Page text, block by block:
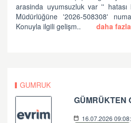
arasinda uyumsuzluk var ''
Müdürlüğüne '2026-508308'
Konuyla ilgili gelişm..
daha fazla
GUMRUK
GÜMRÜKTEN
16.07.2026